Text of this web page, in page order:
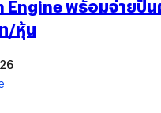
Engine พร้อมจ่ายปั
/หุ้น